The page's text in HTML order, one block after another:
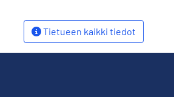
Tietueen kaikki tiedot